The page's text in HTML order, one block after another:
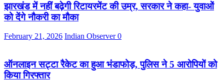
झारखंड में नहीं बढ़ेगी रिटायरमेंट की उम्र, सरकार ने कहा- युवाओं
को देंगे नौकरी का मौका
February 21, 2026 Indian Observer0
ऑनलाइन सट्टा रैकेट का हुआ भंडाफोड़, पुलिस ने 5 आरोपियों को
किया गिरफ्तार